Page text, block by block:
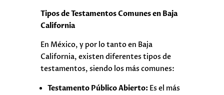
Tipos de Testamentos Comunes en Baja
California
En México, y por lo tanto en Baja
California, existen diferentes tipos de
testamentos, siendo los más comunes:
Testamento Público Abierto: Es el más